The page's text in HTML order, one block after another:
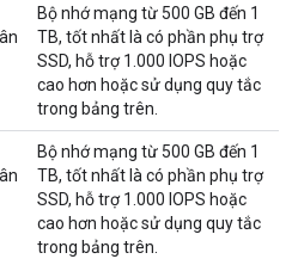
Bộ nhớ mạng từ 500 GB đến 1
TB, tốt nhất là có phần phụ trợ
SSD, hỗ trợ 1.000 IOPS hoặc
cao hơn hoặc sử dụng quy tắc
trong bảng trên.
Bộ nhớ mạng từ 500 GB đến 1
TB, tốt nhất là có phần phụ trợ
SSD, hỗ trợ 1.000 IOPS hoặc
cao hơn hoặc sử dụng quy tắc
trong bảng trên.